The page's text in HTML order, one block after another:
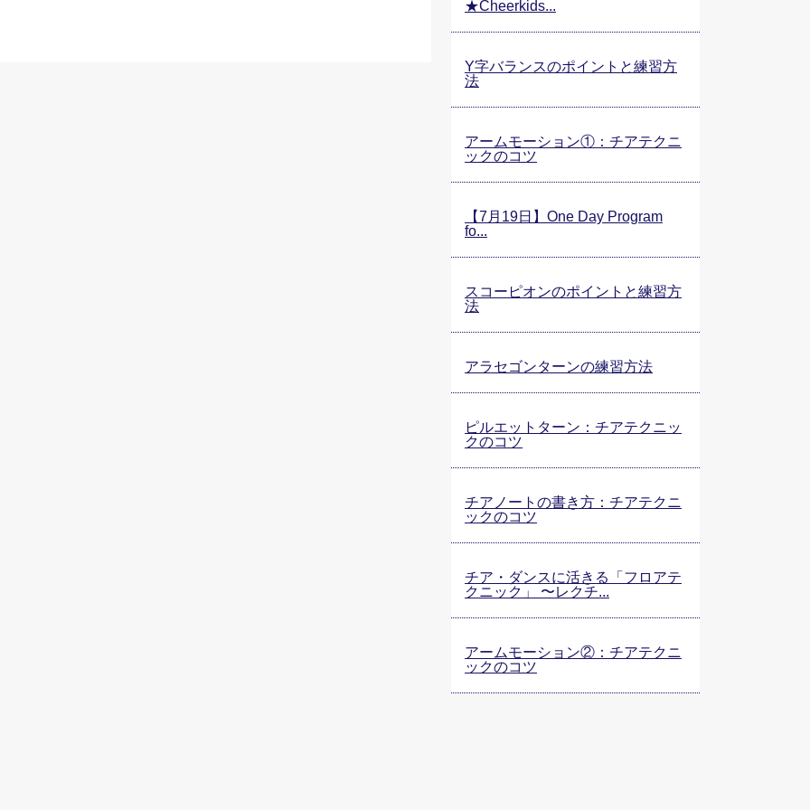
★Cheerkids...
Y字バランスのポイントと練習方
法
アームモーション①：チアテクニ
ックのコツ
【7月19日】One Day Program
fo...
スコーピオンのポイントと練習方
法
アラセゴンターンの練習方法
ピルエットターン：チアテクニッ
クのコツ
チアノートの書き方：チアテクニ
ックのコツ
チア・ダンスに活きる「フロアテ
クニック」 〜レクチ...
アームモーション②：チアテクニ
ックのコツ